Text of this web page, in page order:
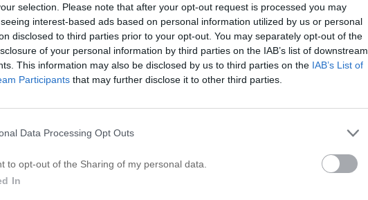
selection. Please note that after your opt-out request is processed you may
interest-based ads based on personal information utilized by us or personal
disclosed to third parties prior to your opt-out. You may separately opt-out of the
of your personal information by third parties on the IAB’s list of downstream
This information may also be disclosed by us to third parties on the IAB’s List of
Participants that may further disclose it to other third parties.
Data Processing Opt Outs
to opt-out of the Sharing of my personal data.
In